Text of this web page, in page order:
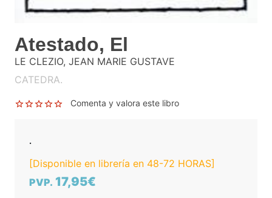
Atestado, El
LE CLEZIO, JEAN MARIE GUSTAVE
CATEDRA.
Comenta y valora este libro
.
[Disponible en librería en 48-72 HORAS]
PVP. 17,95€